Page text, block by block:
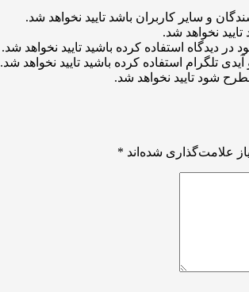
و سایر کاربران باشد تایید نخواهد شد.
نخواهد شد.
دیدگاه استفاده کرده باشید تایید نخواهد شد.
تلگرام استفاده کرده باشید تایید نخواهد شد.
شود تایید نخواهد شد.
علامت‌گذاری شده‌اند *